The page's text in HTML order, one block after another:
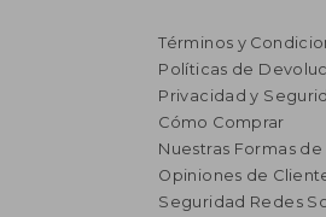
Términos y
Políticas de
Privacidad y
Cómo Comprar
Nuestras Formas
Opiniones de
Seguridad Redes